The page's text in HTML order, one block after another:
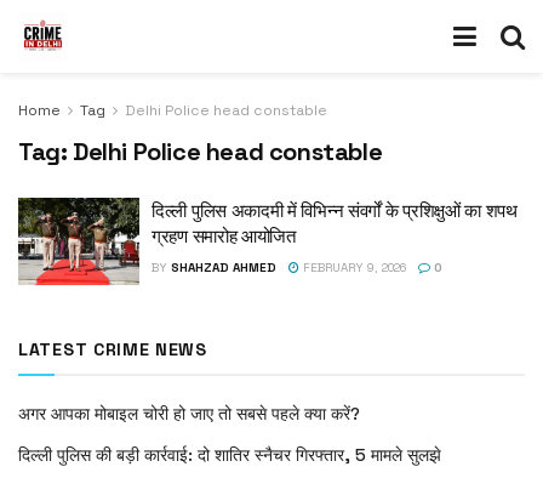
Home Tag Delhi Police head constable
Tag: Delhi Police head constable
दिल्ली पुलिस अकादमी में विभिन्न संवर्गों के प्रशिक्षुओं का शपथ
ग्रहण समारोह आयोजित
BY SHAHZAD AHMED FEBRUARY 9, 2026 0
LATEST CRIME NEWS
अगर आपका मोबाइल चोरी हो जाए तो सबसे पहले क्या करें?
दिल्ली पुलिस की बड़ी कार्रवाई: दो शातिर स्नैचर गिरफ्तार, 5 मामले सुलझे